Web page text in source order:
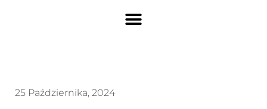
25 Października, 2024